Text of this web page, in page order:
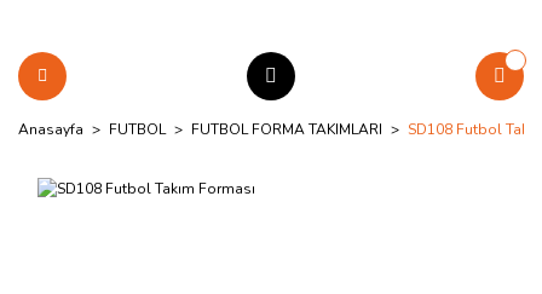
Anasayfa FUTBOL FUTBOL FORMA TAKIMLARI SD108 Futbol